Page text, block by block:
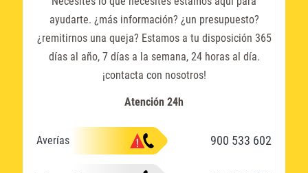
ayudarte. ¿más información? ¿un presupuesto?
¿remitirnos una queja? Estamos a tu disposición 365
días al año, 7 días a la semana, 24 horas al día.
¡contacta con nosotros!
Atención 24h
Averías 900 533 602